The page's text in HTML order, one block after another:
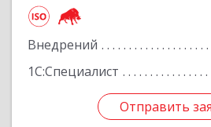
Внедрений
1С:Специалист
Отправить
Отправить